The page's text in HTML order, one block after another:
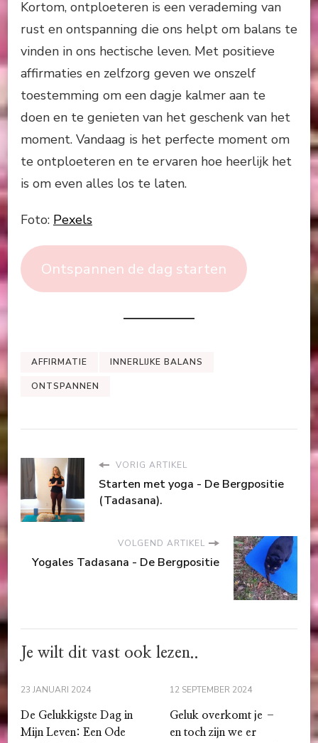
Kortom, ontploeteren is een verademing van
rust en ontspanning die ons helpt om balans te
vinden in ons hectische leven. Met positieve
affirmaties en zelfzorg geven we onszelf
toestemming om een dagje kalmer aan te
doen en te genieten van het geschenk van het
moment. Vandaag is het perfecte moment om
te ontploeteren en te ervaren hoe heerlijk het
is om even alles los te laten.
Foto: Pexels
Ontspannen de dag starten
AFFIRMATIE INNERLIJKE BALANS
ONTSPANNEN
VORIG ARTIKEL
Starten met yoga - De Bergpositie
(Tadasana).
VOLGEND ARTIKEL
Yogales Tadasana - De Bergpositie
Je wilt dit vast ook lezen..
23 JANUARI 2024
De Gelukkigste Dag in
Mijn Leven: Een Ode
12 SEPTEMBER 2024
Geluk overkomt je –
en toch zijn we er